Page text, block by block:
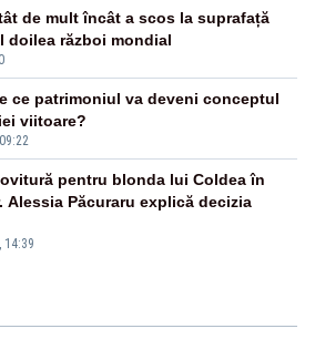
de mult încât a scos la suprafață
doilea război mondial
ce patrimoniul va deveni conceptul
viitoare?
14:39
pentru blonda lui Coldea în
Păcuraru explică decizia